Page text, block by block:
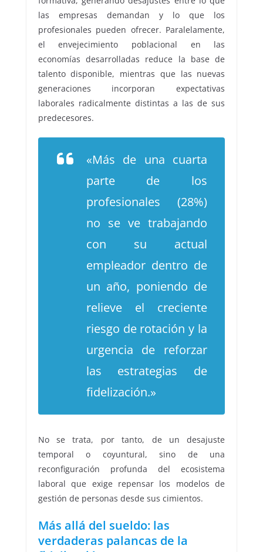
las empresas demandan y lo que los
profesionales pueden ofrecer. Paralelamente,
el envejecimiento poblacional en las
economías desarrolladas reduce la base de
talento disponible, mientras que las nuevas
generaciones incorporan expectativas
laborales radicalmente distintas a las de sus
predecesores.
«Más de una cuarta
parte de los
profesionales (28%)
no se ve trabajando
con su actual
empleador dentro de
un año, poniendo de
relieve el creciente
riesgo de rotación y la
urgencia de reforzar
las estrategias de
fidelización.»
No se trata, por tanto, de un desajuste
temporal o coyuntural, sino de una
reconfiguración profunda del ecosistema
laboral que exige repensar los modelos de
gestión de personas desde sus cimientos.
Más allá del sueldo: las
verdaderas palancas de la